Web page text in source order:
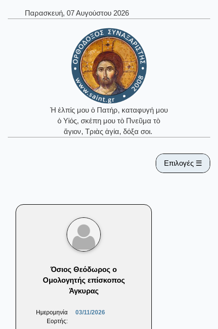
Παρασκευή, 07 Αυγούστου 2026
Ἡ ἐλπίς μου ὁ Πατήρ, καταφυγή μου
ὁ Υἱός, σκέπη μου τὸ Πνεῦμα τὸ
ἅγιον, Τριὰς ἁγία, δόξα σοι.
Επιλογές ☰
Όσιος Θεόδωρος ο
Ομολογητής επίσκοπος
Άγκυρας
Ημερομηνία
Εορτής:
03/11/2026